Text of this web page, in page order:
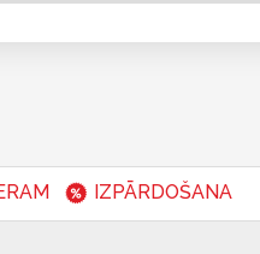
IZPĀRDOŠANA